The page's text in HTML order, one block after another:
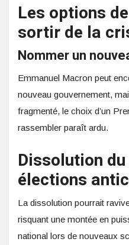
Les options
sortir de la
Nommer un
Emmanuel Macron peut
nouveau gouvernement,
fragmenté, le choix d’un
rassembler paraît ardu.
Dissolution
élections
La dissolution pourrait
risquant une montée en
national lors de nouveaux